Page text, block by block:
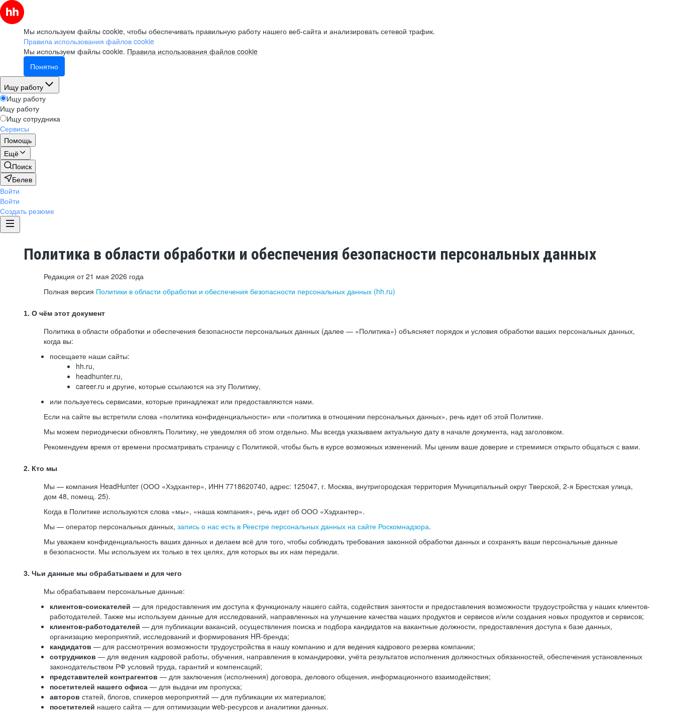
Мы используем файлы cookie, чтобы обеспечивать правильную работу нашего веб-сайта и анализировать сетевой трафик.
Правила использования файлов cookie
Мы используем файлы cookie. Правила использования файлов cookie
Понятно
Ищу работу
Ищу работу
Ищу работу
Ищу сотрудника
Сервисы
Помощь
Ещё
Поиск
Белев
Войти
Войти
Создать резюме
Политика в области обработки и обеспечения безопасности персональных данных
Редакция от 21 мая 2026 года
Полная версия Политики в области обработки и обеспечения безопасности персональных данных (hh.ru)
1. О чём этот документ
Политика в области обработки и обеспечения безопасности персональных данных (далее — «Политика») объясняет порядок и условия обработки ваших персональных данных,
когда вы:
посещаете наши сайты:
hh.ru,
headhunter.ru,
career.ru и другие, которые ссылаются на эту Политику,
или пользуетесь сервисами, которые принадлежат или предоставляются нами.
Если на сайте вы встретили слова «политика конфиденциальности» или «политика в отношении персональных данных», речь идет об этой Политике.
Мы можем периодически обновлять Политику, не уведомляя об этом отдельно. Мы всегда указываем актуальную дату в начале документа, над заголовком.
Рекомендуем время от времени просматривать страницу с Политикой, чтобы быть в курсе возможных изменений. Мы ценим ваше доверие и стремимся открыто общаться с вами.
2. Кто мы
Мы — компания HeadHunter (ООО «Хэдхантер», ИНН 7718620740, адрес: 125047, г. Москва, внутригородская территория Муниципальный округ Тверской, 2-я Брестская улица,
дом 48, помещ. 25).
Когда в Политике используются слова «мы», «наша компания», речь идет об ООО «Хэдхантер».
Мы — оператор персональных данных, запись о нас есть в Реестре персональных данных на сайте Роскомнадзора.
Мы уважаем конфиденциальность ваших данных и делаем всё для того, чтобы соблюдать требования законной обработки данных и сохранять ваши персональные данные
в безопасности. Мы используем их только в тех целях, для которых вы их нам передали.
3. Чьи данные мы обрабатываем и для чего
Мы обрабатываем персональные данные:
клиентов-соискателей — для предоставления им доступа к функционалу нашего сайта, содействия занятости и предоставления возможности трудоустройства у наших клиентов-
работодателей. Также мы используем данные для исследований, направленных на улучшение качества наших продуктов и сервисов и/или создания новых продуктов и сервисов;
клиентов-работодателей — для публикации вакансий, осуществления поиска и подбора кандидатов на вакантные должности, предоставления доступа к базе данных,
организацию мероприятий, исследований и формирования HR-бренда;
кандидатов — для рассмотрения возможности трудоустройства в нашу компанию и для ведения кадрового резерва компании;
сотрудников — для ведения кадровой работы, обучения, направления в командировки, учёта результатов исполнения должностных обязанностей, обеспечения установленных
законодательством РФ условий труда, гарантий и компенсаций;
представителей контрагентов — для заключения (исполнения) договора, делового общения, информационного взаимодействия;
посетителей нашего офиса — для выдачи им пропуска;
авторов статей, блогов, спикеров мероприятий — для публикации их материалов;
посетителей нашего сайта — для оптимизации web-ресурсов и аналитики данных.